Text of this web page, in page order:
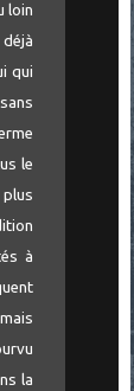
loin
qui
le
à
la